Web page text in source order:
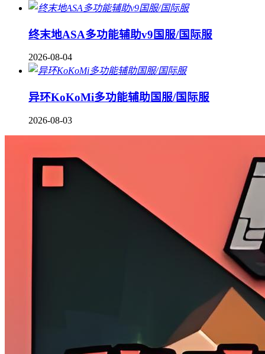
终末地ASA多功能辅助v9国服/国际服
2026-08-04
异环KoKoMi多功能辅助国服/国际服
2026-08-03